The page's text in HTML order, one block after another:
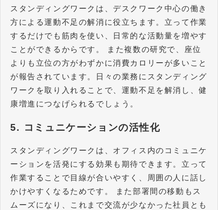
スタンディングワークは、デスクワーク中心の働き
方による運動不足の解消に役立ちます。立って作業
するだけでも筋肉を使い、日常的な活動量を増やす
ことができるからです。 また複数の研究で、座位
よりも立位の方がわずかに消費カロリーが多いこと
が報告されています。日々の業務にスタンディング
ワークを取り入れることで、運動不足を解消し、健
康増進につなげられるでしょう。
5. コミュニケーションの活性化
スタンディングワークは、オフィス内のコミュニケ
ーションを活発にする効果も期待できます。立って
作業することで目線が合いやすく、周囲の人に話し
かけやすくなるためです。 また部署間の移動もス
ムーズになり、これまで交流が少なかった社員とも